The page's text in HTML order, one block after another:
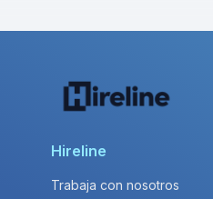
Hireline
Trabaja con nosotros